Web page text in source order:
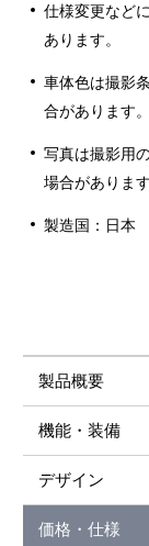
仕様変更など
あります。
車体色は撮影
合があります。
写真は撮影用
場合があります
製造国：日本
製品概要
機能・装備
デザイン
価格・仕様